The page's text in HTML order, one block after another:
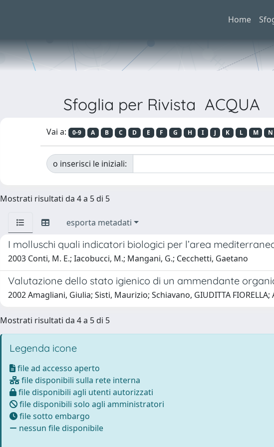
Home
Sfoglia per Rivista ACQUA
Vai a: 0-9 A B C D E F G H I J K L M N
o inserisci le iniziali:
Mostrati risultati da 4 a 5 di 5
esporta metadati
I molluschi quali indicatori biologici per l’area
2003 Conti, M. E.; Iacobucci, M.; Mangani, G.; Cecchetti, Gaetano
Valutazione dello stato igienico di un ammendante
2002 Amagliani, Giulia; Sisti, Maurizio; Schiavano, GIUDITTA FIORELLA;
Mostrati risultati da 4 a 5 di 5
Legenda icone
file ad accesso aperto
file disponibili sulla rete interna
file disponibili agli utenti autorizzati
file disponibili solo agli amministratori
file sotto embargo
nessun file disponibile